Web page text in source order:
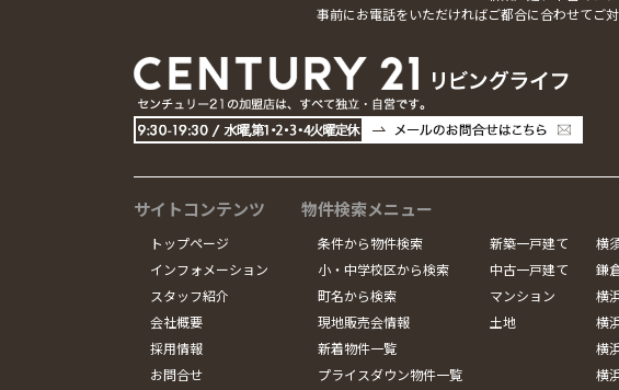
事前にお電話をいただければご都合に合わせてご
サイトコンテンツ
トップページ
インフォメーション
スタッフ紹介
会社概要
採用情報
お問合せ
物件検索メニュー
条件から物件検索
小・中学校区から検索
町名から検索
現地販売会情報
新着物件一覧
プライスダウン物件一覧
新築一戸建て
中古一戸建て
マンション
土地
横
鎌
横
横
横
横